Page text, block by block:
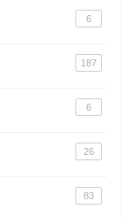
6
187
6
26
83